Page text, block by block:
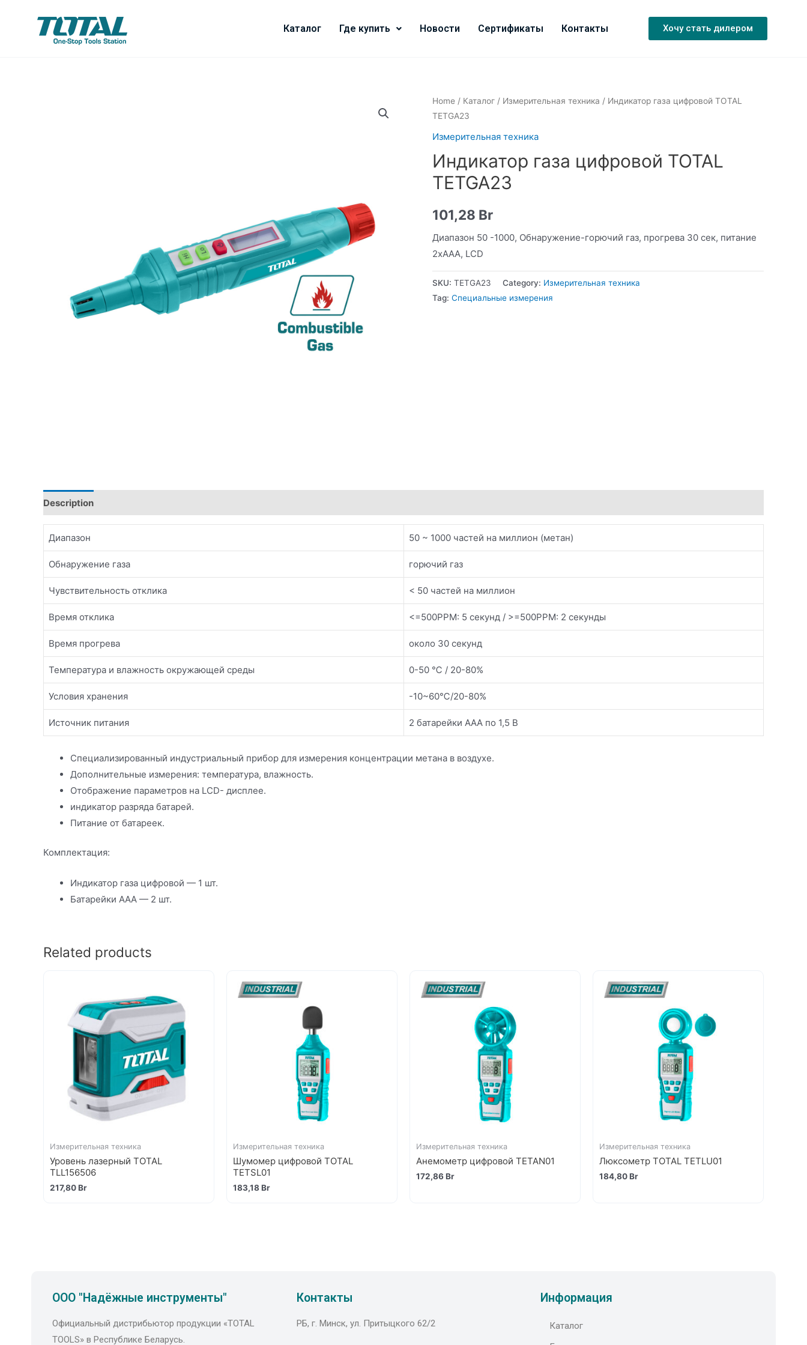
Каталог Где купить Новости Сертификаты Контакты Хочу стать дилером
Home / Каталог / Измерительная техника / Индикатор газа цифровой TOTAL
TETGA23
Измерительная техника
Индикатор газа цифровой TOTAL
TETGA23
101,28 Br
Диапазон 50 -1000, Обнаружение-горючий газ, прогрева 30 сек, питание
2xААА, LCD
SKU: TETGA23 Category: Измерительная техника
Tag: Специальные измерения
Description
Диапазон 50 ~ 1000 частей на миллион (метан)
Обнаружение газа горючий газ
Чувствительность отклика < 50 частей на миллион
Время отклика <=500PPM: 5 секунд / >=500PPM: 2 секунды
Время прогрева около 30 секунд
Температура и влажность окружающей среды 0-50 ℃ / 20-80%
Условия хранения -10~60℃/20-80%
Источник питания 2 батарейки ААА по 1,5 В
Специализированный индустриальный прибор для измерения концентрации метана в воздухе.
Дополнительные измерения: температура, влажность.
Отображение параметров на LCD- дисплее.
индикатор разряда батарей.
Питание от батареек.
Комплектация:
Индикатор газа цифровой — 1 шт.
Батарейки AAA — 2 шт.
Related products
Измерительная техника
Уровень лазерный TOTAL
TLL156506
217,80Br
Измерительная техника
Шумомер цифровой TOTAL
TETSL01
183,18Br
Измерительная техника
Анемометр цифровой TETAN01
172,86Br
Измерительная техника
Люксометр TOTAL TETLU01
184,80Br
ООО "Надёжные инструменты"
Официальный дистрибьютор продукции «TOTAL
TOOLS» в Республике Беларусь.
Контакты
РБ, г. Минск, ул. Притыцкого 62/2
Информация
Каталог